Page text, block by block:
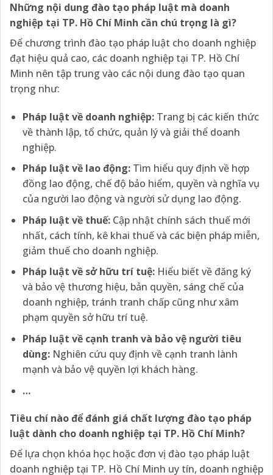
Những nội dung đào tạo pháp luật mà doanh
nghiệp tại TP. Hồ Chí Minh cần chú trọng là gì?
Để chương trình đào tạo pháp luật cho doanh nghiệp
đạt hiệu quả cao, các doanh nghiệp tại TP. Hồ Chí
Minh nên tập trung vào các nội dung đào tạo quan
trọng như:
Pháp luật về doanh nghiệp:Trang bị các kiến thức
về thành lập, tổ chức, quản lý và giải thể doanh
nghiệp.
Pháp luật về lao động:Tìm hiểu quy định về hợp
đồng lao động, chế độ bảo hiểm, quyền và nghĩa vụ
của người lao động và người sử dụng lao động.
Pháp luật về thuế:Cập nhật chính sách thuế mới
nhất, cách tính, kê khai thuế và các biện pháp miễn,
giảm thuế cho doanh nghiệp.
Pháp luật về sở hữu trí tuệ:Hiểu biết về đăng ký
và bảo vệ thương hiệu, bản quyền, sáng chế của
doanh nghiệp, tránh tranh chấp cũng như xâm
phạm quyền sở hữu trí tuệ.
Pháp luật về cạnh tranh và bảo vệ người tiêu
dùng:Nghiên cứu quy định về cạnh tranh lành
mạnh và bảo vệ quyền lợi khách hàng.
…
Tiêu chí nào để đánh giá chất lượng đào tạo pháp
luật dành cho doanh nghiệp tại TP. Hồ Chí Minh?
Để lựa chọn khóa học hoặc đơn vị đào tạo pháp luật
doanh nghiệp tại TP. Hồ Chí Minh uy tín, doanh nghiệp